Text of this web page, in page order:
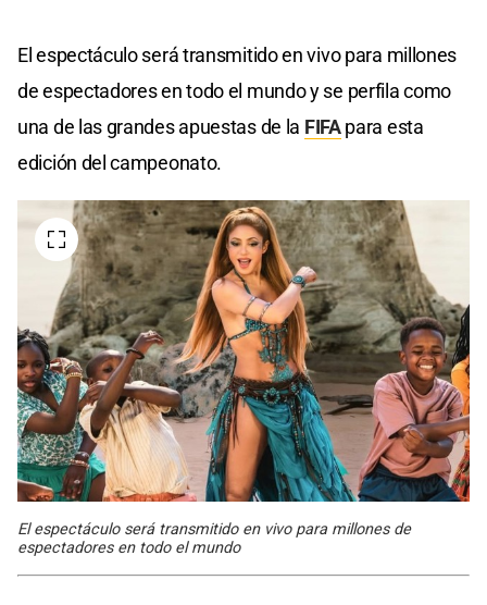
El espectáculo será transmitido en vivo para millones
de espectadores en todo el mundo y se perfila como
una de las grandes apuestas de la FIFApara esta
edición del campeonato.
El espectáculo será transmitido en vivo para millones de
espectadores en todo el mundo